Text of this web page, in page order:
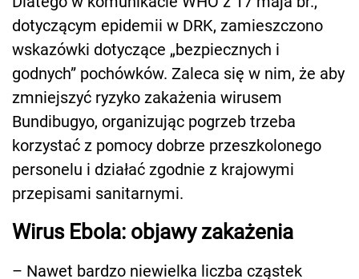
dotyczącym epidemii w DRK, zamieszczono
wskazówki dotyczące „bezpiecznych i
godnych” pochówków. Zaleca się w nim, że aby
zmniejszyć ryzyko zakażenia wirusem
Bundibugyo, organizując pogrzeb trzeba
korzystać z pomocy dobrze przeszkolonego
personelu i działać zgodnie z krajowymi
przepisami sanitarnymi.
Wirus Ebola: objawy zakażenia
– Nawet bardzo niewielka liczba cząstek